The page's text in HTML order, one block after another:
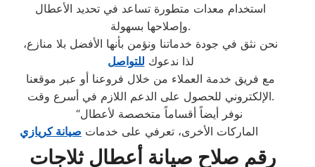
استخدام معدات متطورة تساعد في تحديد الأعطال
وإصلاحها بسهولة.
نحن نثق في جودة خدماتنا ونؤمن بأنها الأفضل بلا منازع،
لذا ندعوك للتواصل
مع فريق خدمة العملاء من خلال فروعنا أو عبر موقعنا
الإلكتروني للحصول على الدعم اللازم في أسرع وقت.
“نوفر أيضاً أقساماً متخصصة لأعطال
الماركات الأخرى، تعرفي على خدمات صيانة كريازي